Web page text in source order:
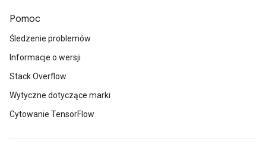
Pomoc
Śledzenie problemów
Informacje o wersji
Stack Overflow
Wytyczne dotyczące marki
Cytowanie TensorFlow